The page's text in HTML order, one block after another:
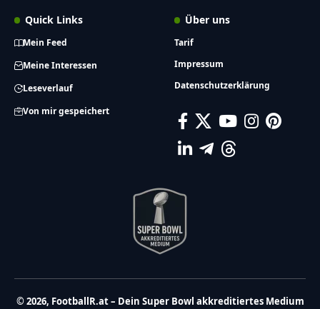
Quick Links
Mein Feed
Meine Interessen
Leseverlauf
Von mir gespeichert
Über uns
Tarif
Impressum
Datenschutzerklärung
© 2026, FootballR.at – Dein Super Bowl akkreditiertes Medium